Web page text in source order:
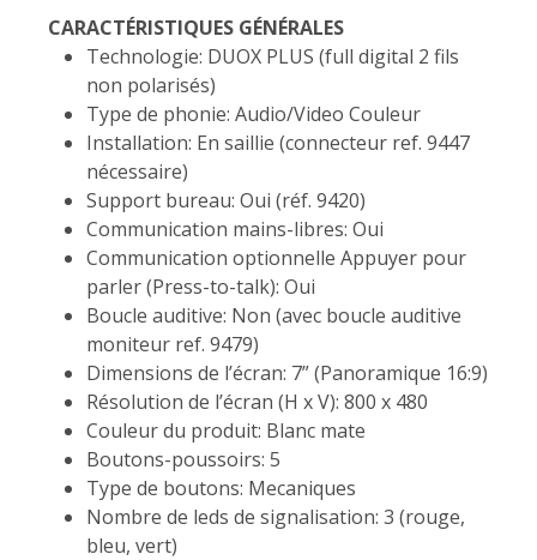
CARACTÉRISTIQUES GÉNÉRALES
Technologie: DUOX PLUS (full digital 2 fils
non polarisés)
Type de phonie: Audio/Video Couleur
Installation: En saillie (connecteur ref. 9447
nécessaire)
Support bureau: Oui (réf. 9420)
Communication mains-libres: Oui
Communication optionnelle Appuyer pour
parler (Press-to-talk): Oui
Boucle auditive: Non (avec boucle auditive
moniteur ref. 9479)
Dimensions de l’écran: 7” (Panoramique 16:9)
Résolution de l’écran (H x V): 800 x 480
Couleur du produit: Blanc mate
Boutons-poussoirs: 5
Type de boutons: Mecaniques
Nombre de leds de signalisation: 3 (rouge,
bleu, vert)